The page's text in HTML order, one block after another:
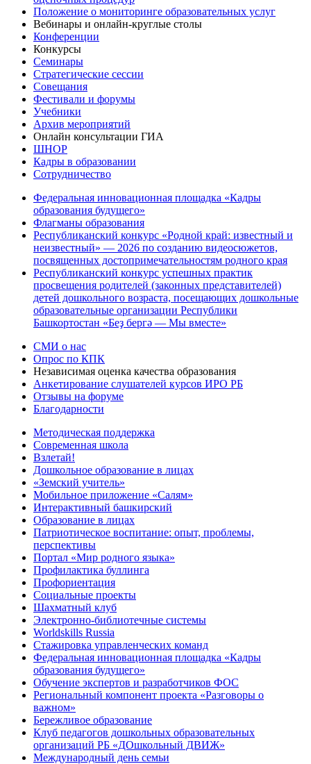
Положение о мониторинге образовательных услуг
Вебинары и онлайн-круглые столы
Конференции
Конкурсы
Семинары
Стратегические сессии
Совещания
Фестивали и форумы
Учебники
Архив мероприятий
Онлайн консультации ГИА
ШНОР
Кадры в образовании
Сотрудничество
Федеральная инновационная площадка «Кадры
образования будущего»
Флагманы образования
Республиканский конкурс «Родной край: известный и
неизвестный» — 2026 по созданию видеосюжетов,
посвященных достопримечательностям родного края
Республиканский конкурс успешных практик
просвещения родителей (законных представителей)
детей дошкольного возраста, посещающих дошкольные
образовательные организации Республики
Башкортостан «Беҙ бергә — Мы вместе»
СМИ о нас
Опрос по КПК
Независимая оценка качества образования
Анкетирование слушателей курсов ИРО РБ
Отзывы на форуме
Благодарности
Методическая поддержка
Современная школа
Взлетай!
Дошкольное образование в лицах
«Земский учитель»
Мобильное приложение «Салям»
Интерактивный башкирский
Образование в лицах
Патриотическое воспитание: опыт, проблемы,
перспективы
Портал «Мир родного языка»
Профилактика буллинга
Профориентация
Социальные проекты
Шахматный клуб
Электронно-библиотечные системы
Worldskills Russia
Стажировка управленческих команд
Федеральная инновационная площадка «Кадры
образования будущего»
Обучение экспертов и разработчиков ФОС
Региональный компонент проекта «Разговоры о
важном»
Бережливое образование
Клуб педагогов дошкольных образовательных
организаций РБ «ДОшкольный ДВИЖ»
Международный день семьи